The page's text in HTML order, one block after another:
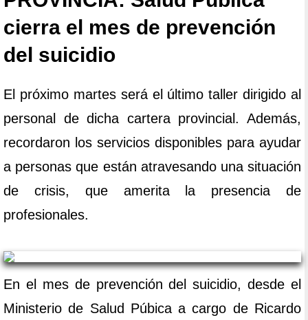
cierra el mes de prevención
del suicidio
El próximo martes será el último taller dirigido al
personal de dicha cartera provincial. Además,
recordaron los servicios disponibles para ayudar
a personas que están atravesando una situación
de crisis, que amerita la presencia de
profesionales.
En el mes de prevención del suicidio, desde el
Ministerio de Salud Púbica a cargo de Ricardo